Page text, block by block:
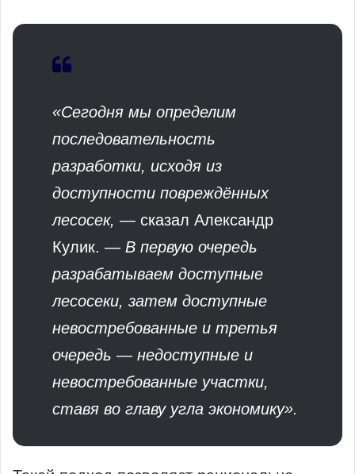
«Сегодня мы определим
последовательность
разработки, исходя из
доступности повреждённых
лесосек, — сказал Александр
Кулик. — В первую очередь
разрабатываем доступные
лесосеки, затем доступные
невостребованные и третья
очередь — недоступные и
невостребованные участки,
ставя во главу угла экономику».